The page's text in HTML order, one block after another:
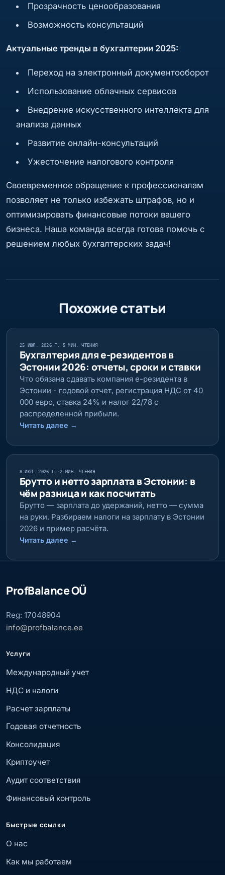
Прозрачность ценообразования
Возможность консультаций
Актуальные тренды в бухгалтерии 2025:
Переход на электронный документооборот
Использование облачных сервисов
Внедрение искусственного интеллекта для
анализа данных
Развитие онлайн-консультаций
Ужесточение налогового контроля
Своевременное обращение к профессионалам
позволяет не только избежать штрафов, но и
оптимизировать финансовые потоки вашего
бизнеса. Наша команда всегда готова помочь с
решением любых бухгалтерских задач!
Похожие статьи
25 ИЮЛ. 2026 Г. · 5 МИН. ЧТЕНИЯ
Бухгалтерия для е-резидентов в
Эстонии 2026: отчеты, сроки и ставки
Что обязана сдавать компания е-резидента в
Эстонии - годовой отчет, регистрация НДС от 40
000 евро, ставка 24% и налог 22/78 с
распределенной прибыли.
Читать далее →
8 ИЮЛ. 2026 Г. ·2 МИН. ЧТЕНИЯ
Брутто и нетто зарплата в Эстонии: в
чём разница и как посчитать
Брутто — зарплата до удержаний, нетто — сумма
на руки. Разбираем налоги на зарплату в Эстонии
2026 и пример расчёта.
Читать далее →
ProfBalance OÜ
Reg: 17048904
info@profbalance.ee
Услуги
Международный учет
НДС и налоги
Расчет зарплаты
Годовая отчетность
Консолидация
Криптоучет
Аудит соответствия
Финансовый контроль
Быстрые ссылки
О нас
Как мы работаем